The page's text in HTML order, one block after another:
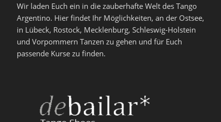
Wir laden Euch ein in die zauberhafte Welt des Tango
Argentino. Hier findet Ihr Möglichkeiten, an der Ostsee,
in Lübeck, Rostock, Mecklenburg, Schleswig-Holstein
und Vorpommern Tanzen zu gehen und für Euch
passende Kurse zu finden.